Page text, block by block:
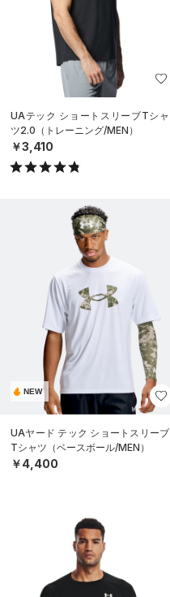
UAテック ショートスリーブTシャ
ツ2.0（トレーニング/MEN）
￥3,410
NEW
UAヤード テック ショートスリーブ
Tシャツ（ベースボール/MEN）
￥4,400